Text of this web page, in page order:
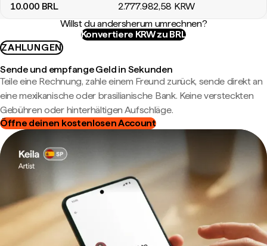
10.000 BRL 2.777.982,58 KRW
Willst du andersherum umrechnen?
Konvertiere KRW zu BRL
ZAHLUNGEN
Sende und empfange Geld in Sekunden
Teile eine Rechnung, zahle einem Freund zurück, sende direkt an
eine mexikanische oder brasilianische Bank. Keine versteckten
Gebühren oder hinterhältigen Aufschläge.
Öffne deinen kostenlosen Account